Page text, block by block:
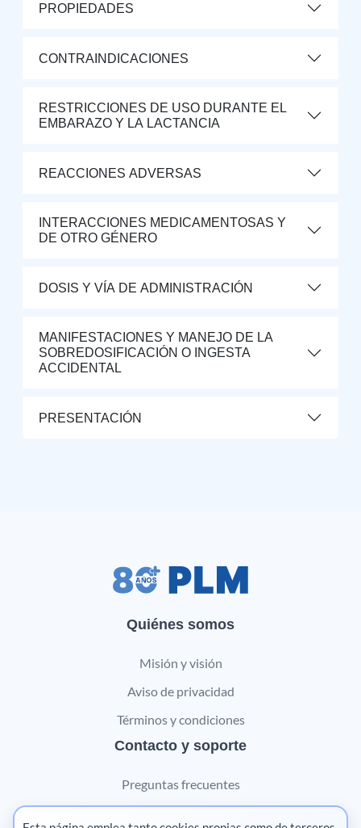
PROPIEDADES
CONTRAINDICACIONES
RESTRICCIONES DE USO DURANTE EL
EMBARAZO Y LA LACTANCIA
REACCIONES ADVERSAS
INTERACCIONES MEDICAMENTOSAS Y
DE OTRO GÉNERO
DOSIS Y VÍA DE ADMINISTRACIÓN
MANIFESTACIONES Y MANEJO DE LA
SOBREDOSIFICACIÓN O INGESTA
ACCIDENTAL
PRESENTACIÓN
Quiénes somos
Misión y visión
Aviso de privacidad
Términos y condiciones
Contacto y soporte
Preguntas frecuentes
Contáctanos